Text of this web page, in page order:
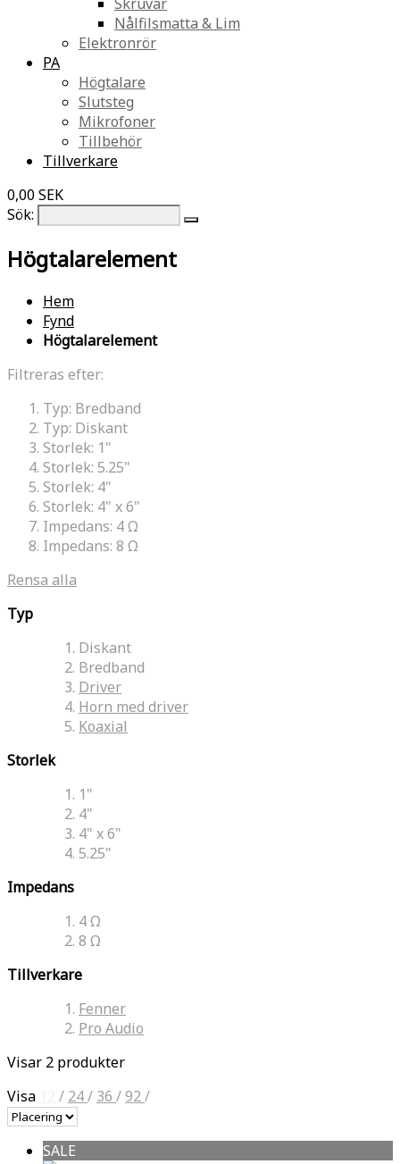
Nålfilsmatta & Lim
Elektronrör
PA
Högtalare
Slutsteg
Mikrofoner
Tillbehör
Tillverkare
0,00 SEK
Sök:
Högtalarelement
Hem
Fynd
Högtalarelement
Filtreras efter:
Typ: Bredband
Typ: Diskant
Storlek: 1"
Storlek: 5.25"
Storlek: 4"
Storlek: 4" x 6"
Impedans: 4 Ω
Impedans: 8 Ω
Rensa alla
Typ
Diskant
Bredband
Driver
Horn med driver
Koaxial
Storlek
1"
4"
4" x 6"
5.25"
Impedans
4 Ω
8 Ω
Tillverkare
Fenner
Pro Audio
Visar 2 produkter
Visa
/ 24/ 36 /92/
SALE